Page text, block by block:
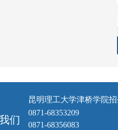
们
昆明理工大学津桥学院
0871-68353209
0871-68356083